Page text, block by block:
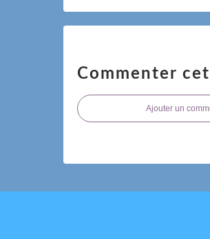
Commenter
Ajouter un